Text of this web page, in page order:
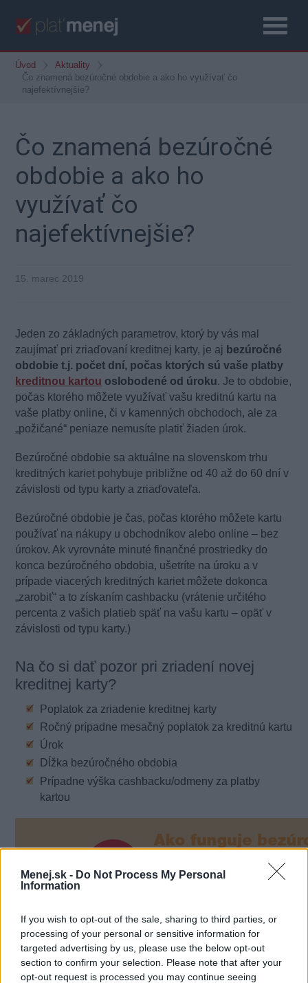
Menej.sk - Do Not Process My Personal
Information
If you wish to opt-out of the sale, sharing to third parties, or
processing of your personal or sensitive information for
targeted advertising by us, please use the below opt-out
section to confirm your selection. Please note that after your
opt-out request is processed you may continue seeing
Úvod
Aktuality
Čo znamená bezúročné obdobie a ako ho využívať čo
najefektívnejšie?
Čo znamená bezúročné
obdobie a ako ho
využívať čo
najefektívnejšie?
15. marec 2019
Jeden zo základných parametrov, ktorý by vás mal
zaujímať pri zriaďovaní kreditnej karty, je aj bezúročné
obdobie t.j. počet dní, počas ktorých sú vaše platby
kreditnou kartou oslobodené od úroku. Je to obdobie,
počas ktorého môžete využívať vašu kreditnú kartu na
vaše platby online, či v kamenných obchodoch, ale za
„požičané“ peniaze nemusíte platiť žiaden úrok.
Bezúročné obdobie sa aktuálne na slovenskom trhu
kreditných kariet pohybuje približne od 40 až do 60 dní v
závislosti od typu karty a zriaďovateľa.
Bezúročné obdobie je čas, počas ktorého môžete kartu
používať na nákupy u obchodníkov alebo online – bez
úrokov. Ak vyrovnáte minuté finančné prostriedky do
konca bezúročného obdobia, ušetríte na úroku a v
prípade viacerých kreditných kariet môžete dokonca
„zarobiť“ a to získaním cashbacku (vrátenie určitého
percenta z vašich platieb späť na vašu kartu – opäť v
závislosti od typu karty.)
Na čo si dať pozor pri zriadení novej
kreditnej karty?
Poplatok za zriadenie kreditnej karty
Ročný prípadne mesačný poplatok za kreditnú kartu
Úrok
Dĺžka bezúročného obdobia
Prípadne výška cashbacku/odmeny za platby
kartou